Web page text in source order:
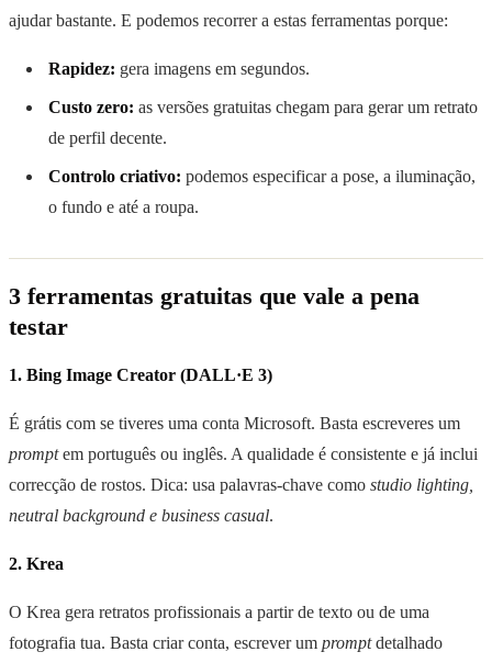
ajudar bastante. E podemos recorrer a estas ferramentas porque:
Rapidez: gera imagens em segundos.
Custo zero: as versões gratuitas chegam para gerar um retrato
de perfil decente.
Controlo criativo: podemos especificar a pose, a iluminação,
o fundo e até a roupa.
3 ferramentas gratuitas que vale a pena
testar
1. Bing Image Creator (DALL·E 3)
É grátis com se tiveres uma conta Microsoft. Basta escreveres um
promptem português ou inglês. A qualidade é consistente e já inclui
correcção de rostos. Dica: usa palavras-chave como studio lighting,
neutral background e business casual.
2. Krea
O Krea gera retratos profissionais a partir de texto ou de uma
fotografia tua. Basta criar conta, escrever um promptdetalhado